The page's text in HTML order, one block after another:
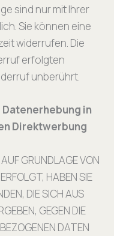
sind nur mit Ihrer
Sie können eine
widerrufen. Die
erfolgten
unberührt.
in
Direktwerbung
GRUNDLAGE VON
HABEN SIE
DIE SICH AUS
GEGEN DIE
DATEN